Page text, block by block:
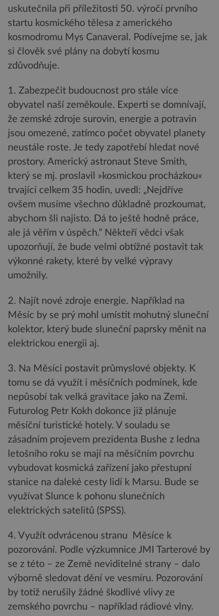
uskutečnila při příležitosti 50. výročí prvního
startu kosmického tělesa z amerického
kosmodromu Mys Canaveral. Podívejme se, jak
si člověk své plány na dobytí kosmu
zdůvodňuje.
1. Zabezpečit budoucnost pro stále více
obyvatel naší zeměkoule. Experti se domnívají,
že zemské zdroje surovin, energie a potravin
jsou omezené, zatímco počet obyvatel planety
neustále roste. Je tedy zapotřebí hledat nové
prostory. Americký astronaut Steve Smith,
který se mj. proslavil »kosmickou procházkou«
trvající celkem 35 hodin, uvedl: „Nejdříve
ovšem musíme všechno důkladně prozkoumat,
abychom šli najisto. Dá to ještě hodně práce,
ale já věřím v úspěch.“ Někteří vědci však
upozorňují, že bude velmi obtížné postavit tak
výkonné rakety, které by velké výpravy
umožnily.
2. Najít nové zdroje energie. Například na
Měsíc by se prý mohl umístit mohutný sluneční
kolektor, který bude sluneční paprsky měnit na
elektrickou energii aj.
3. Na Měsíci postavit průmyslové objekty. K
tomu se dá využít i měsíčních podmínek, kde
nepůsobí tak velká gravitace jako na Zemi.
Futurolog Petr Kokh dokonce již plánuje
měsíční turistické hotely. V souladu se
zásadním projevem prezidenta Bushe z ledna
letošního roku se mají na měsíčním povrchu
vybudovat kosmická zařízení jako přestupní
stanice na daleké cesty lidí k Marsu. Bude se
využívat Slunce k pohonu slunečních
elektrických satelitů (SPSS).
4. Využít odvrácenou stranu Měsíce k
pozorování. Podle výzkumnice JMI Tarterové by
se z této – ze Země neviditelné strany – dalo
výborně sledovat dění ve vesmíru. Pozorování
by totiž nerušily žádné škodlivé vlivy ze
zemského povrchu – například rádiové vlny.